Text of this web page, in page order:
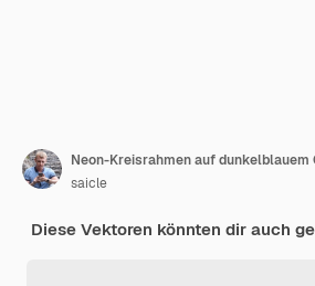
saicle
Diese Vektoren könnten dir auch